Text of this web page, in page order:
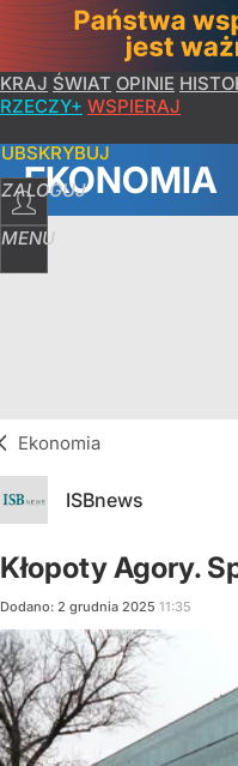
KRAJ ŚWIAT OPINIE
RZECZY+ WSPIERAJ
ZALOGUJ
MENU
EKONOMIA
Ekonomia
ISBnews
Kłopoty Agory.
Dodano: 2 grudnia 2025 11:35